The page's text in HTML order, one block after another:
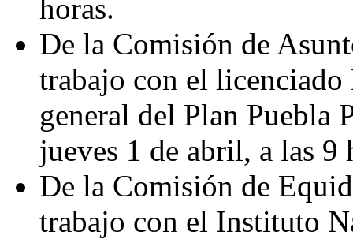
horas.
De la Comisión de
trabajo con el
general del Plan Puebla
jueves 1 de abril, a las 9
De la Comisión de
trabajo con el Instituto